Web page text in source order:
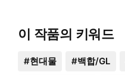
이 작품의 키워드
#현대물 #백합/GL